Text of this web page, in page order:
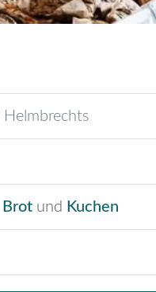
Helmbrechts
Brot und Kuchen